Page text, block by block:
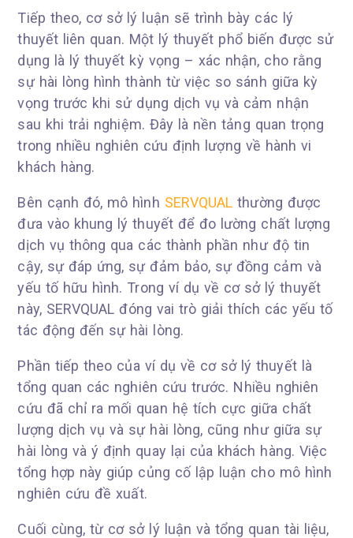
Tiếp theo, cơ sở lý luận sẽ trình bày các lý
thuyết liên quan. Một lý thuyết phổ biến được sử
dụng là lý thuyết kỳ vọng – xác nhận, cho rằng
sự hài lòng hình thành từ việc so sánh giữa kỳ
vọng trước khi sử dụng dịch vụ và cảm nhận
sau khi trải nghiệm. Đây là nền tảng quan trọng
trong nhiều nghiên cứu định lượng về hành vi
khách hàng.
Bên cạnh đó, mô hình SERVQUAL thường được
đưa vào khung lý thuyết để đo lường chất lượng
dịch vụ thông qua các thành phần như độ tin
cậy, sự đáp ứng, sự đảm bảo, sự đồng cảm và
yếu tố hữu hình. Trong ví dụ về cơ sở lý thuyết
này, SERVQUAL đóng vai trò giải thích các yếu tố
tác động đến sự hài lòng.
Phần tiếp theo của ví dụ về cơ sở lý thuyết là
tổng quan các nghiên cứu trước. Nhiều nghiên
cứu đã chỉ ra mối quan hệ tích cực giữa chất
lượng dịch vụ và sự hài lòng, cũng như giữa sự
hài lòng và ý định quay lại của khách hàng. Việc
tổng hợp này giúp củng cố lập luận cho mô hình
nghiên cứu đề xuất.
Cuối cùng, từ cơ sở lý luận và tổng quan tài liệu,